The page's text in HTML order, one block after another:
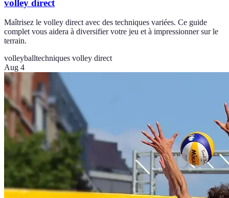
volley direct
Maîtrisez le volley direct avec des techniques variées. Ce guide
complet vous aidera à diversifier votre jeu et à impressionner sur le
terrain.
volleyballtechniques volley direct
Aug 4